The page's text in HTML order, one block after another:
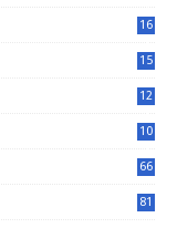
16
15
12
10
66
81